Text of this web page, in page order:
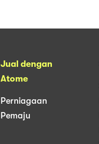
Jual dengan
Atome
Perniagaan
Pemaju